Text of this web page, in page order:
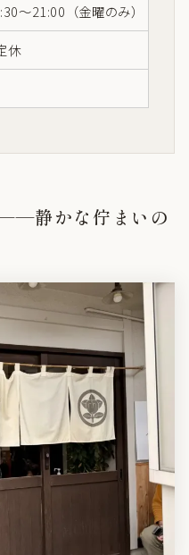
〜21:00（金曜のみ）
休
静かな佇まいの